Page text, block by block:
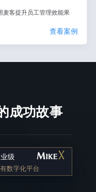
麦客提升员工管理效能果
查看案例
成功故事
级
数字化平台